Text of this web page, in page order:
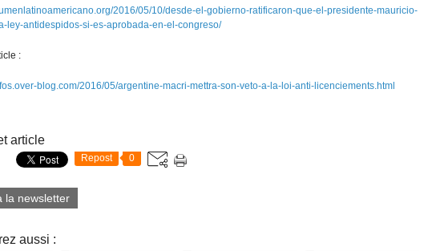
2016/05/10/desde-el-gobierno-ratificaron-que-el-presidente-mauricio-
ley-antidespidos-si-es-aprobada-en-el-congreso/
:
blog.com/2016/05/argentine-macri-mettra-son-veto-a-la-loi-anti-licenciements.html
article
Repost 0
la newsletter
aussi :